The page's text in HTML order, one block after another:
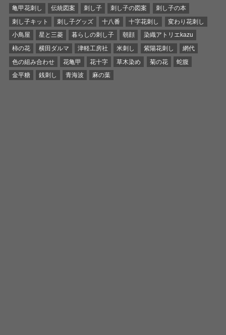
亀甲花刺し
伝統図案 刺し子 刺し子の図案
刺し子の本
刺し子キット
刺し子グッズ 十八番 十字花刺し
変わり花刺し
小鳥屋
星と三菱 暮らしの刺し子 朝顔
染織アトリエkazu
柿の花
横田ダルマ 津軽工房社 米刺し 紫陽花刺し
網代
色の組み合わせ
花亀甲 花十字 草木染め 菊の花
蛇腹
金平糖
銭刺し 青海波 麻の葉